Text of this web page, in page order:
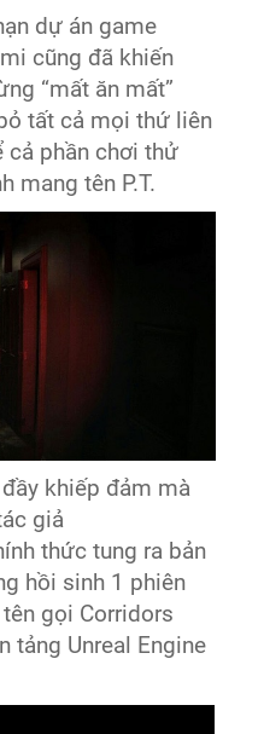
dự án game
cũng đã khiến
“mất ăn mất”
tất cả mọi thứ liên
cả phần chơi thử
mang tên P.T.
khiếp đảm mà
giả
thức tung ra bản
hồi sinh 1 phiên
tên gọi Corridors
tảng Unreal Engine